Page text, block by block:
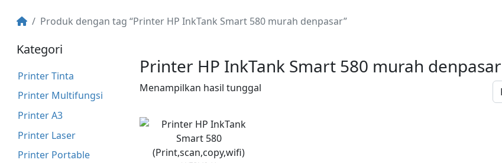
Produk dengan tag “Printer HP InkTank Smart 580 murah denpasar”
Kategori
Printer Tinta
Printer Multifungsi
Printer A3
Printer Laser
Printer Portable
Printer HP InkTank Smart 580 murah denpasar
Menampilkan hasil tunggal